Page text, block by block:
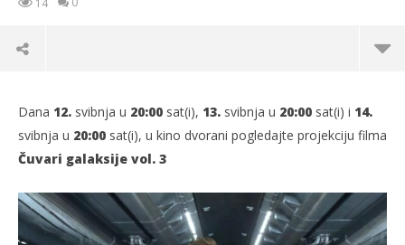
14
Dana 12. svibnja u 20:00 sat(i), 13. svibnja u 20:00 sat(i) i 14.
svibnja u 20:00 sat(i), u kino dvorani pogledajte projekciju filma
Čuvari galaksije vol. 3